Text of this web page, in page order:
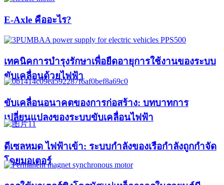
E-Axle คืออะไร?
เทคนิคการบำรุงรักษาเพื่อยืดอายุการใช้งานของระบบ
ขับเคลื่อนด้วยไฟฟ้า
ขับเคลื่อนอนาคตของการก่อสร้าง: บทบาทการ
เปลี่ยนแปลงของระบบขับเคลื่อนไฟฟ้า
ดีเซลหมด ไฟฟ้าเข้า: ระบบกำลังของเรือกำลังถูกกำจัด
โดยมอเตอร์